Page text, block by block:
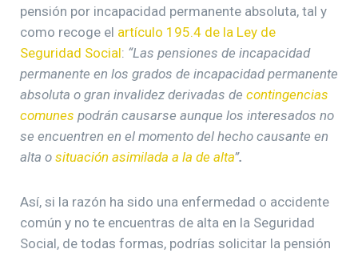
pensión por incapacidad permanente absoluta, tal y
como recoge el artículo 195.4 de la Ley de
Seguridad Social: “Las pensiones de incapacidad
permanente en los grados de incapacidad permanente
absoluta o gran invalidez derivadas de contingencias
comunes podrán causarse aunque los interesados no
se encuentren en el momento del hecho causante en
alta o situación asimilada a la de alta”.
Así, si la razón ha sido una enfermedad o accidente
común y no te encuentras de alta en la Seguridad
Social, de todas formas, podrías solicitar la pensión